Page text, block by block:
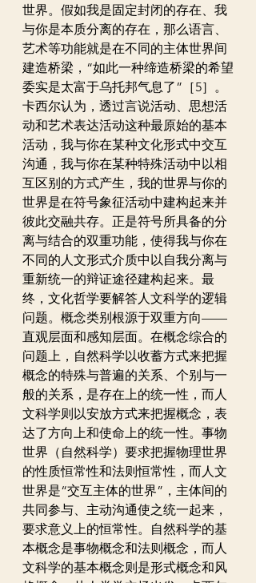
世界。假如我是固定封闭的存在、我
与你是本质分离的存在，那么语言、
艺术等功能就是在不同的主体世界间
建造桥梁，“如此一种缔造桥梁的希望
委实是太富于乌托邦气息了”［5］。
卡西尔认为，透过言说活动、思想活
动和艺术表达活动这种最原始的基本
活动，我与你在某种文化形式中交互
沟通，我与你在某种特殊活动中以相
互区别的方式产生，我的世界与你的
世界是在符号象征活动中建构起来并
彼此交融共存。正是符号所具备的分
离与结合的双重功能，使得我与你在
不同的人文形式介质中以自我分离与
重新统一的辩证途径建构起来。最
终，文化哲学要解答人文科学的逻辑
问题。概念类别根源于双重方向——
直观层面和感知层面。在概念综合的
问题上，自然科学以收蓄方式来把握
概念的特殊与普遍的关系、个别与一
般的关系，是存在上的统一性，而人
文科学则以安放方式来把握概念，表
达了方向上和使命上的统一性。事物
世界（自然科学）要求把握物理世界
的性质恒常性和法则恒常性，而人文
世界是“交互主体的世界”，主体间的
共同参与、主动沟通使之统一起来，
要求意义上的恒常性。自然科学的基
本概念是事物概念和法则概念，而人
文科学的基本概念则是形式概念和风